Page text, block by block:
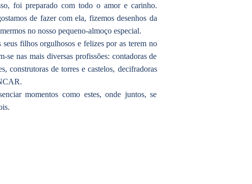
foi preparado com todo o amor e carinho.
de fazer com ela, fizemos desenhos da
no nosso pequeno-almoço especial.
filhos orgulhosos e felizes por as terem no
nas mais diversas profissões: contadoras de
construtoras de torres e castelos, decifradoras
momentos como estes, onde juntos, se